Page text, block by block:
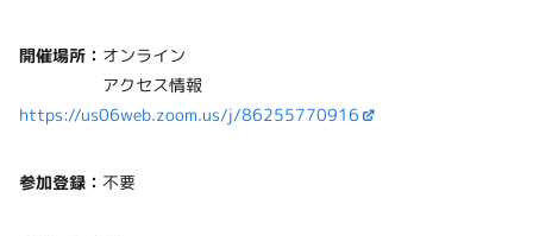
開催場所： オンライン
アクセス情報
https://us06web.zoom.us/j/86255770916
参加登録： 不要